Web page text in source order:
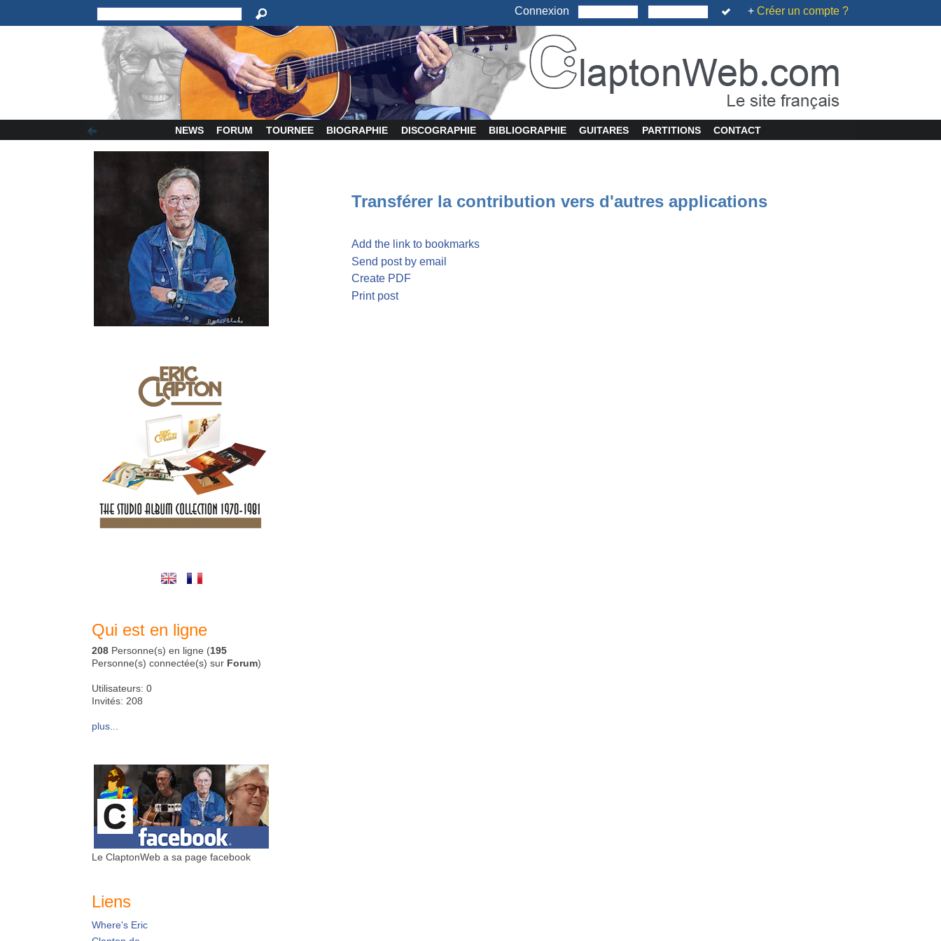
Connexion + Créer un compte ?
NEWS FORUM TOURNEE BIOGRAPHIE DISCOGRAPHIE BIBLIOGRAPHIE GUITARES PARTITIONS CONTACT
Qui est en ligne
208 Personne(s) en ligne (195
Personne(s) connectée(s) sur Forum)
Utilisateurs: 0
Invités: 208
plus...
Le ClaptonWeb a sa page facebook
Liens
Where's Eric
Transférer la contribution vers d'autres applications
Add the link to bookmarks
Send post by email
Create PDF
Print post